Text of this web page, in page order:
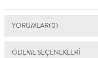
YORUMLAR(0)
ÖDEME SEÇENEKLERI